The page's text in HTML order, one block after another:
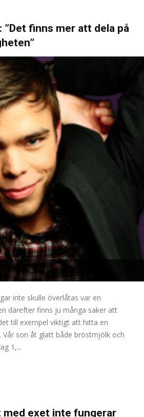
”Det finns mer att dela på
inte skulle överlåtas var en
därefter finns ju många saker att
till exempel viktigt att hitta en
son åt glatt både bröstmjölk och
1,...
med exet inte fungerar